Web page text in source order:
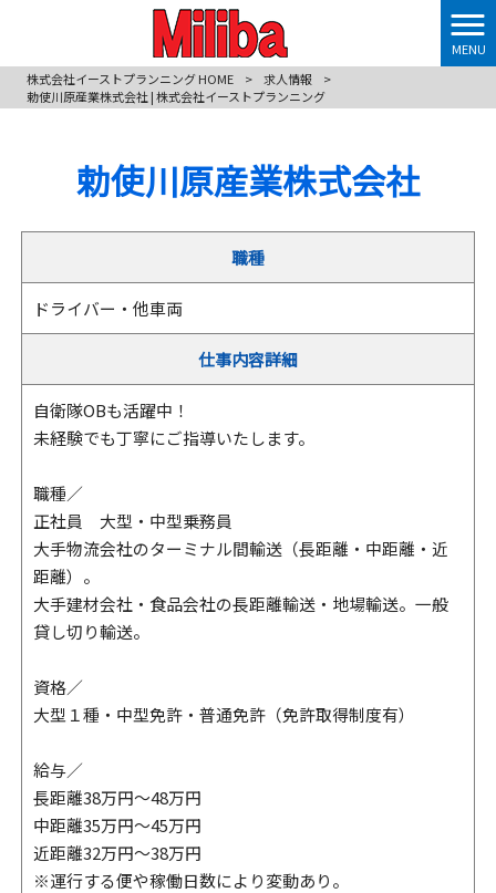
MENU
株式会社イーストプランニング HOME
> 求人情報
>
勅使川原産業株式会社 | 株式会社イーストプランニング
勅使川原産業株式会社
職種
ドライバー・他車両
仕事内容詳細
自衛隊OBも活躍中！
未経験でも丁寧にご指導いたします。
職種／
正社員 大型・中型乗務員
大手物流会社のターミナル間輸送（長距離・中距離・近
距離）。
大手建材会社・食品会社の長距離輸送・地場輸送。一般
貸し切り輸送。
資格／
大型１種・中型免許・普通免許（免許取得制度有）
給与／
長距離38万円～48万円
中距離35万円～45万円
近距離32万円～38万円
※運行する便や稼働日数により変動あり。